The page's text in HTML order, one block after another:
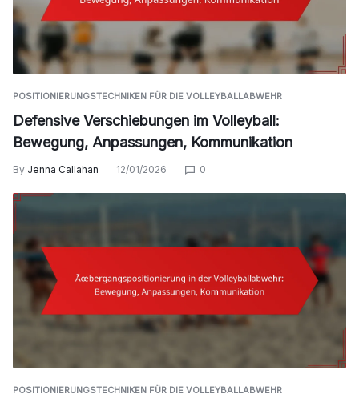
POSITIONIERUNGSTECHNIKEN FÜR DIE VOLLEYBALLABWEHR
Defensive Verschiebungen im Volleyball:
Bewegung, Anpassungen, Kommunikation
By Jenna Callahan 12/01/2026 0
POSITIONIERUNGSTECHNIKEN FÜR DIE VOLLEYBALLABWEHR